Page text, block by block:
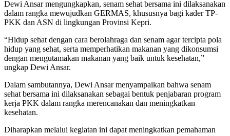
Dewi Ansar mengungkapkan, senam sehat bersama ini dilaksanakan
dalam rangka mewujudkan GERMAS, khususnya bagi kader TP-
PKK dan ASN di lingkungan Provinsi Kepri.
“Hidup sehat dengan cara berolahraga dan senam agar tercipta pola
hidup yang sehat, serta memperhatikan makanan yang dikonsumsi
dengan mengutamakan makanan yang baik untuk kesehatan,”
ungkap Dewi Ansar.
Dalam sambutannya, Dewi Ansar menyampaikan bahwa senam
sehat bersama ini dilaksanakan sebagai bentuk penjabaran program
kerja PKK dalam rangka merencanakan dan meningkatkan
kesehatan.
Diharapkan melalui kegiatan ini dapat meningkatkan pemahaman